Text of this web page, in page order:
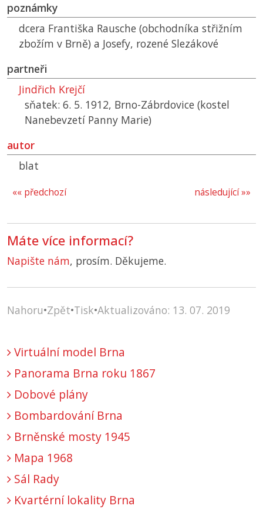
poznámky
dcera Františka Rausche (obchodníka střižním
zbožím v Brně) a Josefy, rozené Slezákové
partneři
Jindřich Krejčí
sňatek: 6. 5. 1912, Brno-Zábrdovice (kostel
Nanebevzetí Panny Marie)
autor
blat
následující »»
«« předchozí
Máte více informací?
Napište nám, prosím. Děkujeme.
Nahoru•Zpět•Tisk•Aktualizováno: 13. 07. 2019
Virtuální model Brna
Panorama Brna roku 1867
Dobové plány
Bombardování Brna
Brněnské mosty 1945
Mapa 1968
Sál Rady
Kvartérní lokality Brna